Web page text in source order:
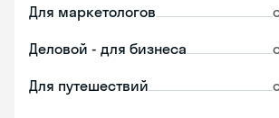
Для маркетологов
Деловой - для бизнеса
Для путешествий